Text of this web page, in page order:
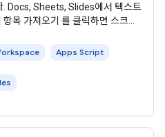
. Docs, Sheets, Slides에서 텍스트
목 가져오기 를 클릭하면 스크립
출발어를 감지하고 텍스트를 영
Apps Script